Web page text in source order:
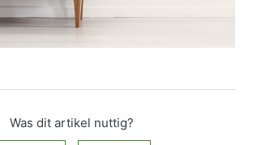
Was dit artikel nuttig?